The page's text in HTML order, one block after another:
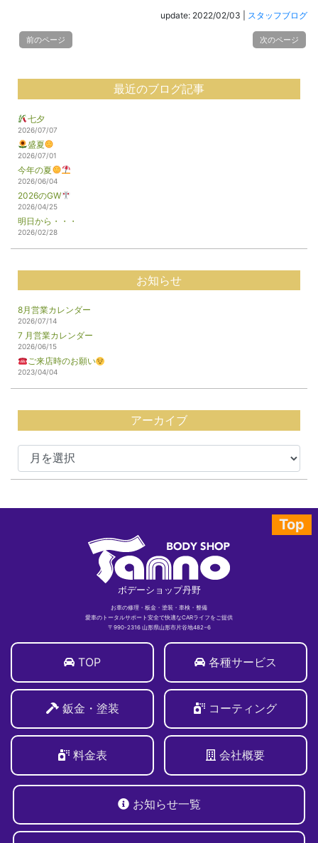
update: 2022/02/03 スタッフブログ
前のページ 次のページ
最近のブログ記事
七夕
2026/07/07
盛夏
2026/07/01
今年の夏
2026/06/04
2026のGW
2026/04/25
明日から・・・
2026/02/28
お知らせ
8月営業カレンダー
2026/07/14
7 月営業カレンダー
2026/06/15
ご来店時のお願い
2023/04/04
アーカイブ
Top
ボデーショップ丹野
お車の修理・板金・塗装・車検・整備
愛車のトータルサポート安全で快適なCARライフをご提供
〒990-2316 山形県山形市片谷地482−6
TOP 各種サービス
鈑金・塗装 コーティング
料金表 会社概要
お知らせ一覧